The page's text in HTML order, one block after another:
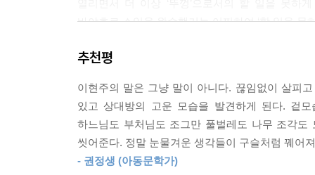
--- p.138 「가위」 중에서
“어떻게 하는 것이 나를 사랑이신 그분께 맡기는
를 부러뜨릴 수도 있고 잃어버릴 수도 있고 잘 간
이 내가 너를 사랑하는 길이다. 너는 누구 것인가?”
--- p.150 「휴대용 빗」 중에서
바야흐로 소임을 완수했거늘 어찌하여 ‘할 일을 못
이렇게 병뚜껑은 ‘뚜껑은 열리려고 있는 것’이라는
이 책에는 ‘쓸모’가 있어야 한다는 우리 세상의
어디엔가 존재 이유가 있다고 생각되면, 다시
불안해한다. 내가 보기에 그건 참 딱한 병이다”라
운운하자 “어째서 자네는 생각이 마냥 ‘쓸모’
말인가?”라며 안타까워하고, 찻주전자는 “누구
추천평
이현주의 말은 그냥 말이 아니다. 끊임없이 살피
있고 상대방의 고운 모습을 발견하게 된다. 겉
하느님도 부처님도 조그만 풀벌레도 나무 조각
씻어준다. 정말 눈물겨운 생각들이 구슬처럼 꿰어
- 권정생 (아동문학가)